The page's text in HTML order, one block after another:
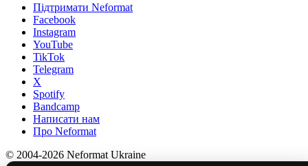
Підтримати Neformat
Facebook
Instagram
YouTube
TikTok
Telegram
X
Spotify
Bandcamp
Написати нам
Про Neformat
© 2004-2026 Neformat Ukraine